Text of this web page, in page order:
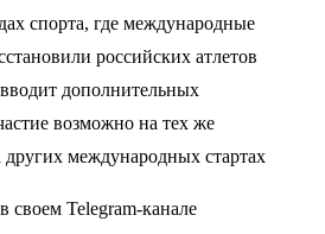
спорта, где международные
российских атлетов
дополнительных
возможно на тех же
других международных стартах
своем Telegram-канале